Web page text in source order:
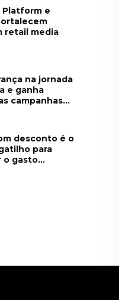
Platform e
retail media
na jornada
e ganha
campanhas...
desconto é o
para
o gasto...